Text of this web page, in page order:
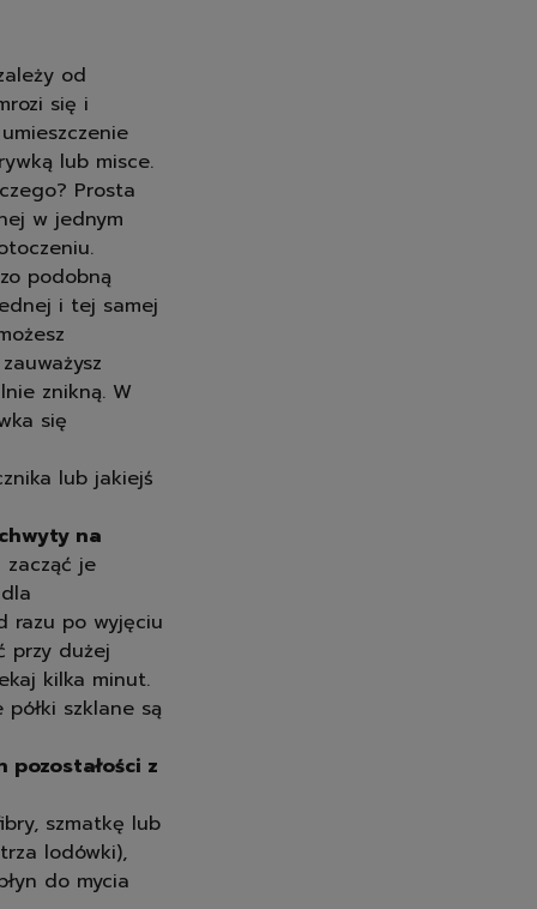
od
się i
lub misce.
Prosta
w jednym
podobną
i tej samej
znikną. W
się
lub jakiejś
na
je
razu po wyjęciu
przy dużej
kilka minut.
szklane są
z
szmatkę lub
lodówki),
do mycia